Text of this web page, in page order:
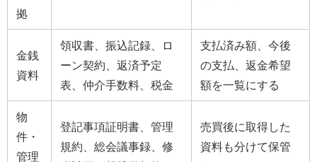
拠
金銭
資料
領収書、振込記録、ロ
ーン契約、返済予定
表、仲介手数料、税金
支払済み額、今後
の支払、返金希望
額を一覧にする
物
件・
管理
登記事項証明書、管理
規約、総会議事録、修
売買後に取得した
資料も分けて保管